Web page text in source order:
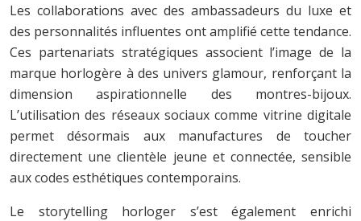
Les collaborations avec des ambassadeurs du luxe et
des personnalités influentes ont amplifié cette tendance.
Ces partenariats stratégiques associent l’image de la
marque horlogère à des univers glamour, renforçant la
dimension aspirationnelle des montres-bijoux.
L’utilisation des réseaux sociaux comme vitrine digitale
permet désormais aux manufactures de toucher
directement une clientèle jeune et connectée, sensible
aux codes esthétiques contemporains.
Le storytelling horloger s’est également enrichi